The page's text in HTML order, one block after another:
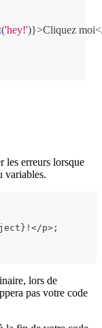
('hey!')}>Cliquez moi
les erreurs lorsque
variables.
p>;
lors de
pas votre code